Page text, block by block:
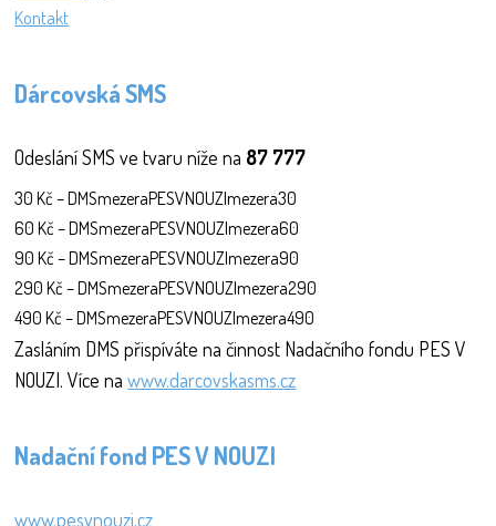
Kontakt
Dárcovská SMS
Odeslání SMS ve tvaru níže na 87 777
30 Kč – DMSmezeraPESVNOUZImezera30
60 Kč – DMSmezeraPESVNOUZImezera60
90 Kč – DMSmezeraPESVNOUZImezera90
290 Kč – DMSmezeraPESVNOUZImezera290
490 Kč – DMSmezeraPESVNOUZImezera490
Zasláním DMS přispíváte na činnost Nadačního fondu PES V
NOUZI. Více nawww.darcovskasms.cz
Nadační fond PES V NOUZI
www.pesvnouzi.cz